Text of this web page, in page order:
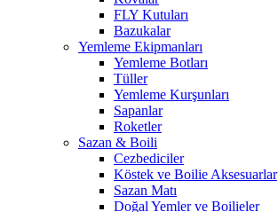
FLY Kutuları
Bazukalar
Yemleme Ekipmanları
Yemleme Botları
Tüller
Yemleme Kurşunları
Sapanlar
Roketler
Sazan & Boili
Cezbediciler
Köstek ve Boilie Aksesuarlar
Sazan Matı
Doğal Yemler ve Boilieler